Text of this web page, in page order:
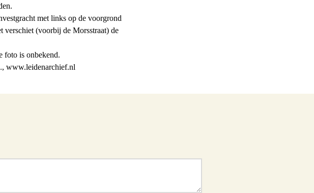
met links op de voorgrond
verschiet (voorbij de Morsstraat) de
foto is onbekend.
www.leidenarchief.nl